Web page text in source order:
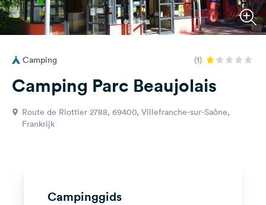
Registreren
Inloggen
Vragen &
Feedback
Taal:
Camping (1)
Camping Parc Beaujolais
Route de Riottier 2788, 69400, Villefranche-sur-Saône,
Frankrijk
Campinggids